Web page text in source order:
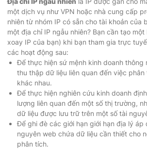
một dịch vụ như VPN hoặc nhà cung cấp
nhiên từ nhóm IP có sẵn cho tài khoản của
một địa chỉ IP ngẫu nhiên? Bạn cần tạo một
xoay IP của bạn) khi bạn tham gia trực
các hoạt động sau:
Để thực hiện sứ mệnh kinh doanh thông
thu thập dữ liệu liên quan đến việc phân
khác nhau.
Để thực hiện nghiên cứu kinh doanh
lượng liên quan đến một số thị trường,
dữ liệu được lưu trữ trên một số tài
Để ghi đè các giới hạn giới hạn địa lý áp
nguyên web chứa dữ liệu cần thiết cho
phân tích.